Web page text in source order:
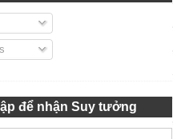
để nhận Suy tưởng